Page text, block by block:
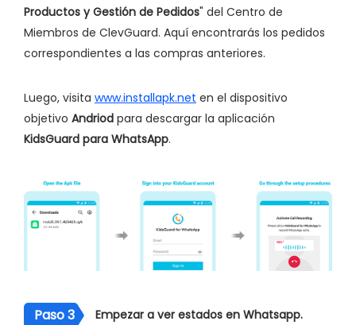
Productos y Gestión de Pedidos" del Centro de
Miembros de ClevGuard. Aquí encontrarás los pedidos
correspondientes a las compras anteriores.
Luego, visita www.installapk.net en el dispositivo
objetivo Andriod para descargar la aplicación
KidsGuard para WhatsApp.
Paso 3 Empezar a ver estados en Whatsapp.